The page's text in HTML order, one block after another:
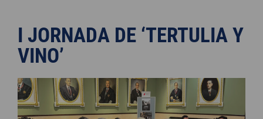
I JORNADA DE ‘TERTULIA Y
VINO’